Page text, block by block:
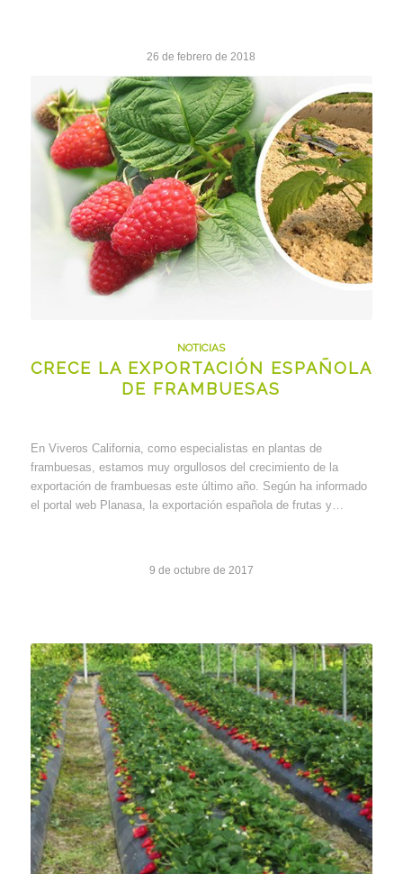
26 de febrero de 2018
NOTICIAS
CRECE LA EXPORTACIÓN ESPAÑOLA
DE FRAMBUESAS
En Viveros California, como especialistas en plantas de
frambuesas, estamos muy orgullosos del crecimiento de la
exportación de frambuesas este último año. Según ha informado
el portal web Planasa, la exportación española de frutas y…
9 de octubre de 2017